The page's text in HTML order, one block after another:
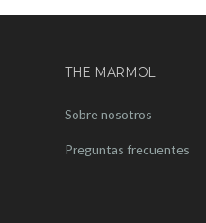
THE MARMOL
Sobre nosotros
Preguntas frecuentes